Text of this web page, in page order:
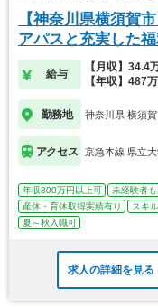
【神奈川県横須賀
アパスと充実した
給与
【月収】34.4
【年収】487
勤務地 神奈川県 横須
アクセス 京急本線 県立
年収800万円以上可 未経験者
産休・育休取得実績有り
スキ
夏～秋入職可
求人の詳細を見る